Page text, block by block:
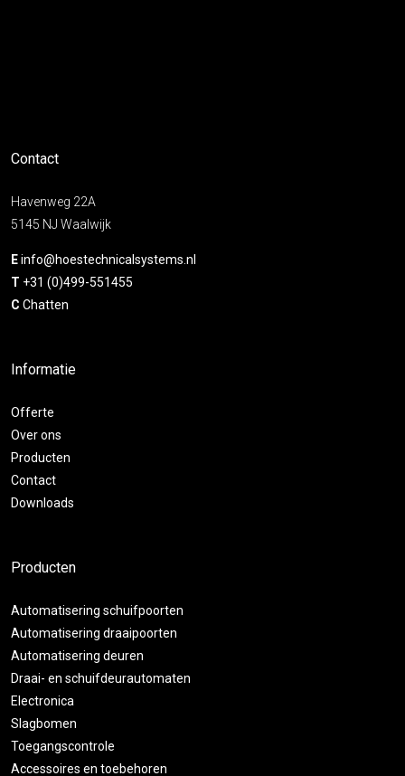
Contact
Havenweg 22A
5145 NJ Waalwijk
Einfo@hoestechnicalsystems.nl
T +31 (0)499-551455
C Chatten
Informatie
Offerte
Over ons
Producten
Contact
Downloads
Producten
Automatisering schuifpoorten
Automatisering draaipoorten
Automatisering deuren
Draai- en schuifdeurautomaten
Electronica
Slagbomen
Toegangscontrole
Accessoires en toebehoren